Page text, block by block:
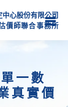
中心股份有限公司
價師聯合事務所
一數
真實價